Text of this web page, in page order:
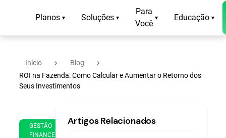
Planos ▾ Soluções ▾
Para
Você
▾ Educação ▾
Início navigate_next Blog navigate_next
ROI na Fazenda: Como Calcular e Aumentar o Retorno dos
Seus Investimentos
GESTÃO
FINANCEIRA
de
min
Artigos Relacionados